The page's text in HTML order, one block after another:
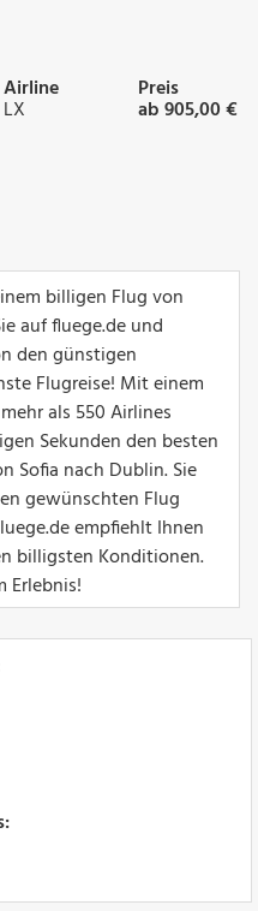
Airline
LX
Preis
ab 905,00 €
billigen Flug von
auf fluege.de und
den günstigen
Flugreise! Mit einem
als 550 Airlines
Sekunden den besten
Sofia nach Dublin. Sie
gewünschten Flug
empfiehlt Ihnen
billigsten Konditionen.
Erlebnis!